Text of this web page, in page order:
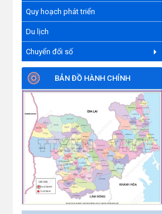
Quy hoạch phát triển
Du lịch
Chuyển đổi số
BẢN ĐỒ HÀNH CHÍNH